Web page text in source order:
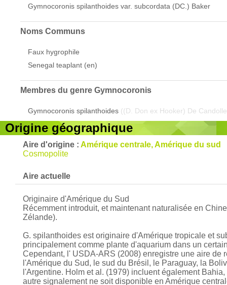
Gymnocoronis spilanthoides var. subcordata (DC.) Baker
Noms Communs
Faux hygrophile
Senegal teaplant (en)
Membres du genre Gymnocoronis
Gymnocoronis spilanthoides ((D. Don ex Hooker) De
Origine géographique
Aire d'origine : Amérique centrale, Amérique du sud
Cosmopolite
Aire actuelle
Originaire d'Amérique du Sud
Récemment introduit, et maintenant naturalisée en
Zélande).
G. spilanthoides est originaire d'Amérique tropicale et
principalement comme plante d'aquarium dans un
Cependant, l' USDA-ARS (2008) enregistre une aire de
l'Amérique du Sud, le sud du Brésil, le Paraguay, la
l'Argentine. Holm et al. (1979) incluent également
autre signalement ne soit disponible en Amérique